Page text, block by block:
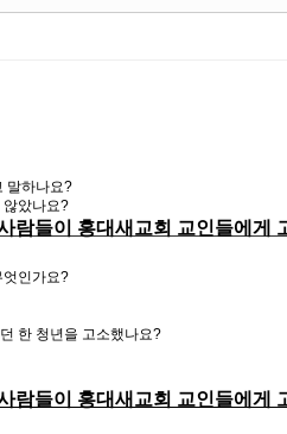
사랑부(장애인)
말하나요?
았나요?
람들이 홍대새교회 교인들에게
인가요?
한 청년을 고소했나요?
람들이 홍대새교회 교인들에게